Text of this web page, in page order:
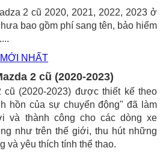
2 cũ 2020, 2021, 2022, 2023 ở
bao gồm phí sang tên, bảo hiểm
NHẤT
2 cũ (2020-2023)
cũ (2020-2023) được thiết kế theo
hồn của sự chuyển động" đã làm
và thành công cho các dòng xe
như trên thế giới, thu hút những
và yêu thích tính thể thao.